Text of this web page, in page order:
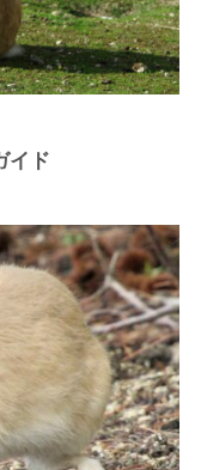
イド